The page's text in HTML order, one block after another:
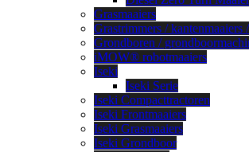
Grasmaaiers
Grastrimmers / kantenmaaiers
Grondboren /
iMOW® robotmaaiers
Iseki
Iseki Serie
Iseki Compacttractoren
Iseki Frontmaaiers
Iseki Grasmaaiers
Iseki Grondboor